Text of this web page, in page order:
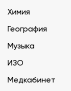
Химия
География
Музыка
ИЗО
Медкабинет